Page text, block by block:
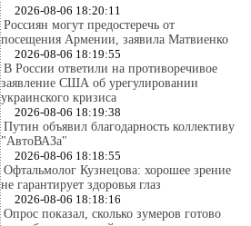
2026-08-06 18:20:11
Россиян могут предостеречь от
посещения Армении, заявила Матвиенко
2026-08-06 18:19:55
В России ответили на противоречивое
заявление США об урегулировании
украинского кризиса
2026-08-06 18:19:38
Путин объявил благодарность коллективу
"АвтоВАЗа"
2026-08-06 18:18:55
Офтальмолог Кузнецова: хорошее зрение
не гарантирует здоровья глаз
2026-08-06 18:18:16
Опрос показал, сколько зумеров готово